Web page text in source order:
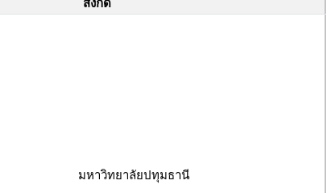
มหาวิทยาลัยปทุมธานี